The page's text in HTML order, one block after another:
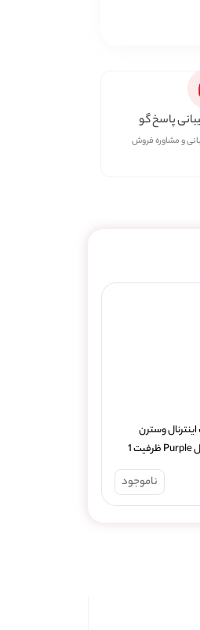
پاسخ گو
و مشاوره فروش
هارد دیسک اینترنال وسترن
دیجیتال مدل Purple ظرفیت 1
ناموجود